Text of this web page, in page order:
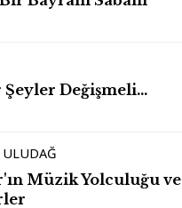
Değişmeli…
Müzik Yolculuğu ve